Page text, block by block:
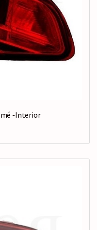
-Interior